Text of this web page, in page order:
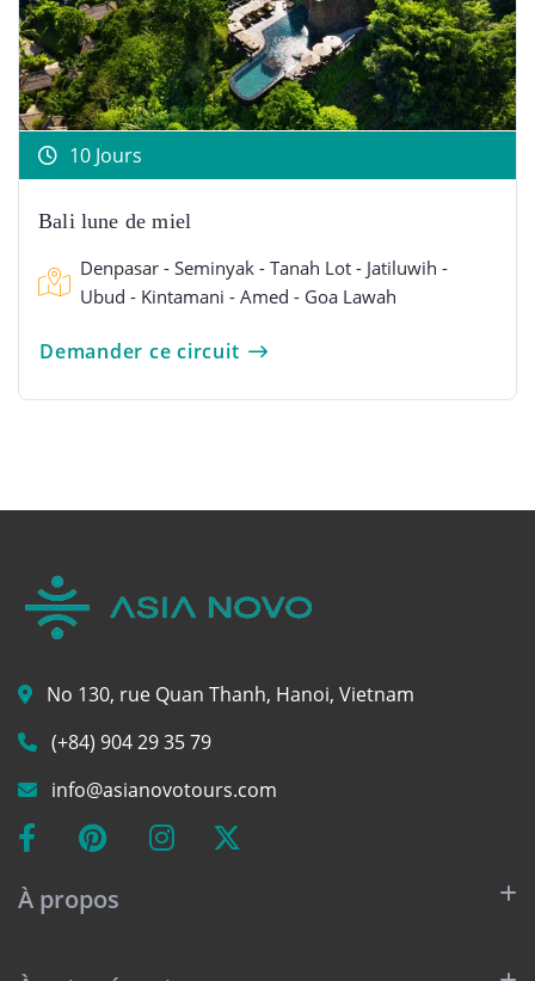
10 Jours
Bali lune de miel
Denpasar - Seminyak - Tanah Lot - Jatiluwih -
Ubud - Kintamani - Amed - Goa Lawah
Demander ce circuit
No 130, rue Quan Thanh, Hanoi, Vietnam
(+84) 904 29 35 79
info@asianovotours.com
À propos